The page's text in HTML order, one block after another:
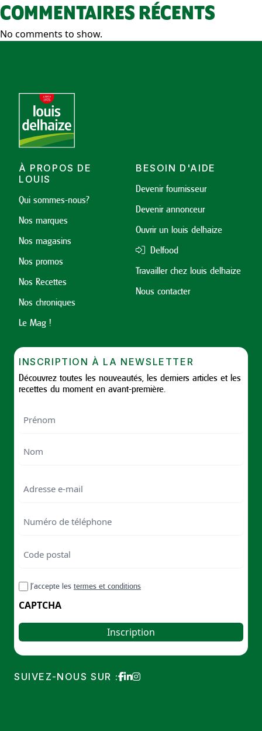
COMMENTAIRES RÉCENTS
No comments to show.
À PROPOS DE
LOUIS
Qui sommes-nous?
Nos marques
Nos magasins
Nos promos
Nos Recettes
Nos chroniques
Le Mag !
BESOIN D'AIDE
Devenir fournisseur
Devenir annonceur
Ouvrir un louis delhaize
Delfood
Travailler chez louis delhaize
Nous contacter
INSCRIPTION À LA NEWSLETTER
Découvrez toutes les nouveautés, les derniers articles et les
recettes du moment en avant-première.
de
postal
postal
RGPDJ’accepte les termes et conditions
CAPTCHA
SUIVEZ-NOUS SUR :